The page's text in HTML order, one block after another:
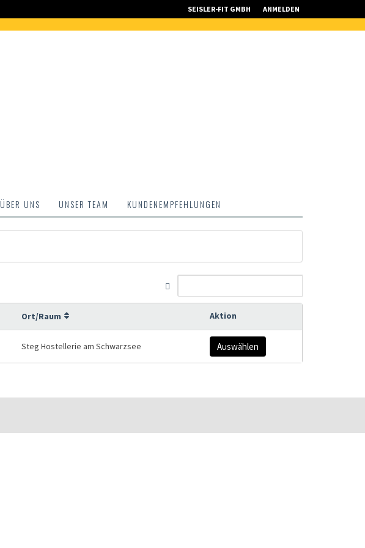
SEISLER-FIT GMBH ANMELDEN
ÜBER UNS UNSER TEAM KUNDENEMPFEHLUNGEN
Ort/Raum Aktion
Steg Hostellerie am Schwarzsee Auswählen